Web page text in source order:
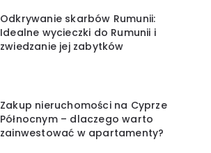
Odkrywanie skarbów Rumunii:
Idealne wycieczki do Rumunii i
zwiedzanie jej zabytków
Zakup nieruchomości na Cyprze
Północnym – dlaczego warto
zainwestować w apartamenty?